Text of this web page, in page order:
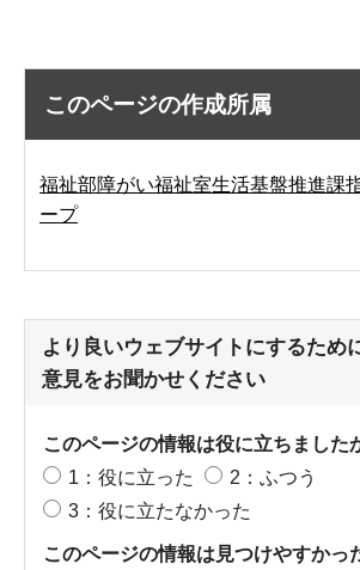
このページの作成所属
福祉部障がい福祉室生活基盤推進課
ープ
より良いウェブサイトにするため
意見をお聞かせください
このページの情報は役に立ちました
1：役に立った
2：ふつう
3：役に立たなかった
このページの情報は見つけやすかっ